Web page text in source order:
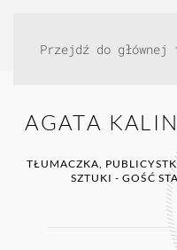
Przejdź do
AGATA
TŁUMACZKA,
SZTUKI - GOŚĆ